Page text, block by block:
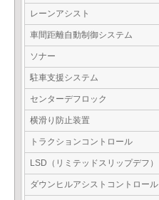
レーンアシスト
車間距離自動制御システム
ソナー
駐車支援システム
センターデフロック
横滑り防止装置
トラクションコントロール
LSD（リミテッドスリップデフ）
ダウンヒルアシストコントロール